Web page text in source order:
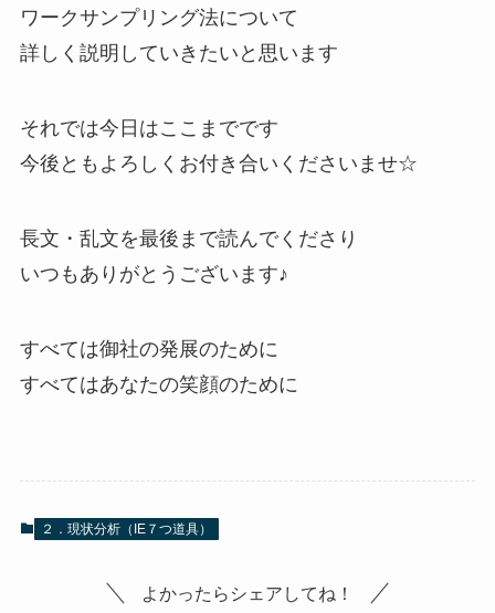
ワークサンプリング法について
詳しく説明していきたいと思います
それでは今日はここまでです
今後ともよろしくお付き合いくださいませ☆
長文・乱文を最後まで読んでくださり
いつもありがとうございます♪
すべては御社の発展のために
すべてはあなたの笑顔のために
２．現状分析（IE７つ道具）
よかったらシェアしてね！